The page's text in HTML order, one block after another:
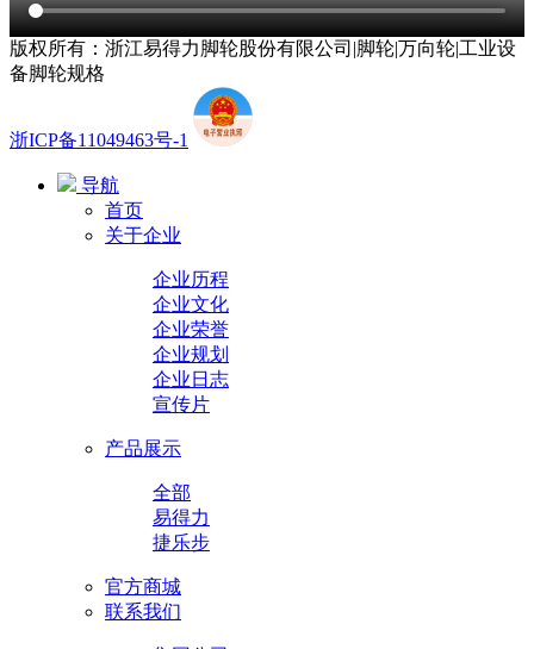
版权所有：浙江易得力脚轮股份有限公司|脚轮|万向轮|工业设
备脚轮规格
浙ICP备11049463号-1
导航
首页
关于企业
企业历程
企业文化
企业荣誉
企业规划
企业日志
宣传片
产品展示
全部
易得力
捷乐步
官方商城
联系我们